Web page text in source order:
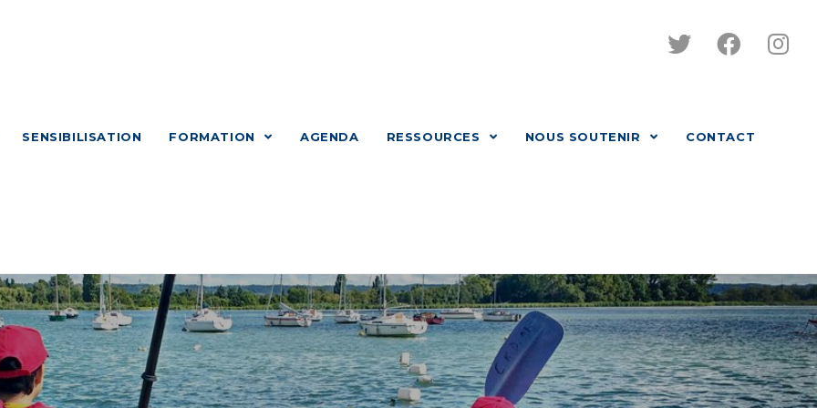
SENSIBILISATION FORMATION AGENDA RESSOURCES NOUS SOUTENIR CONTACT